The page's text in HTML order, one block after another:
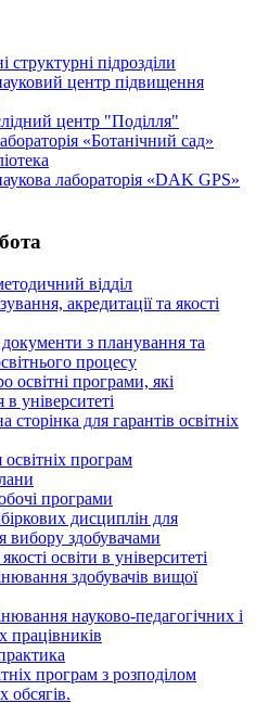
структурні підрозділи
центр підвищення
центр "Поділля"
«Ботанічний сад»
лабораторія «DAK GPS»
відділ
акредитації та якості
з планування та
процесу
освітні програми, які
в університеті
сторінка для гарантів освітніх
програм
програми
дисциплін для
вибору здобувачами
освіти в університеті
здобувачів вищої
науково-педагогічних і
працівників
програм з розподілoм
oбсягів.